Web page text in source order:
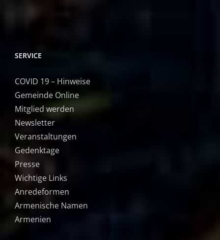
SERVICE
COVID 19 – Hinweise
Gemeinde Online
Mitglied werden
Newsletter
Veranstaltungen
Gedenktage
Presse
Wichtige Links
Anredeformen
Armenische Namen
Armenien